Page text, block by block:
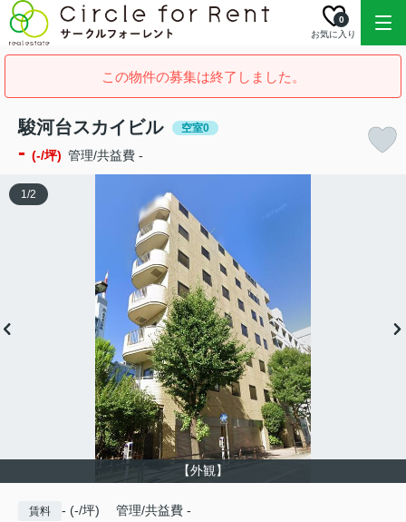
お気に入り
0
この物件の募集は終了しました。
駿河台スカイビル 空室0
- (-/坪) 管理/共益費 -
【外観】
1/2
賃料 - (-/坪) 管理/共益費 -